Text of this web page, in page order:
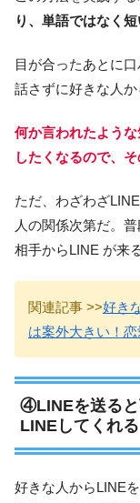
り、単語ではなく
目が合ったあとに
話さずに好きな人か
何か言われたよう
したくなるので、
ただ、わざわざ
人の関係次第だ。
相手からLINE が来
関連記事 >>好き
は案外大きい！
④LINEを送ると
LINEしてくれる
好きな人からLINE